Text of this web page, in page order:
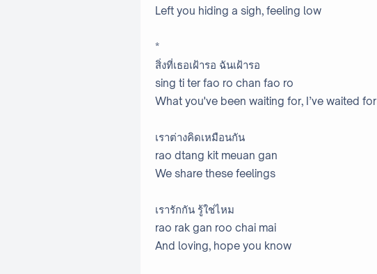
Left you hiding a sigh, feeling low
*
สิ่งที่เธอเฝ้ารอ ฉันเฝ้ารอ
sing ti ter fao ro chan fao ro
What you've been waiting for, I’ve waited for
เราต่างคิดเหมือนกัน
rao dtang kit meuan gan
We share these feelings
เรารักกัน รู้ใช่ไหม
rao rak gan roo chai mai
And loving, hope you know